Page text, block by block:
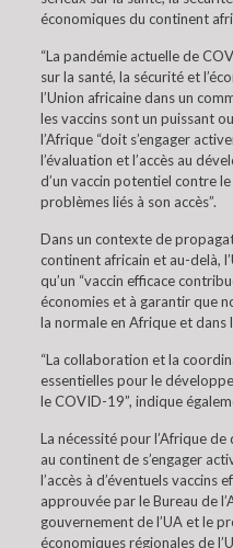
économiques du continent
“La pandémie actuelle de
sur la santé, la sécurité et
l’Union africaine dans un
les vaccins sont un puissant
l’Afrique “doit s’engager
l’évaluation et l’accès au
d’un vaccin potentiel contre
problèmes liés à son accès”.
Dans un contexte de
continent africain et au-delà,
qu’un “vaccin efficace
économies et à garantir que
la normale en Afrique et dans
“La collaboration et la
essentielles pour le
le COVID-19”, indique
La nécessité pour l’Afrique
au continent de s’engager
l’accès à d’éventuels
approuvée par le Bureau de
gouvernement de l’UA et le
économiques régionales de